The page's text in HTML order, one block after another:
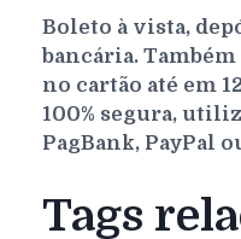
Boleto à vista,
bancária.
no cartão até em
100% segura,
PagBank, PayPal
Tags